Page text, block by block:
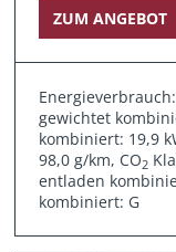
ZUM ANGEBOT
Energieverbrauch:
gewichtet
kombiniert: 19,9
98,0 g/km, CO2
entladen
kombiniert: G